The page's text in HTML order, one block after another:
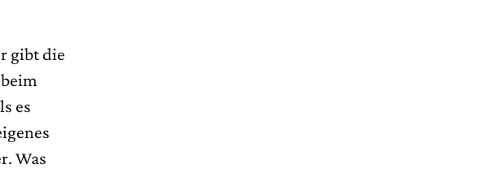
gibt die
es
Was